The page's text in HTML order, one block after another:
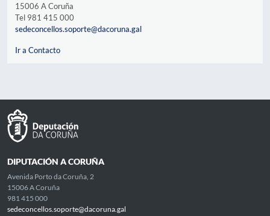
15006 A Coruña
Tel 981 415 000
sedeconcellos.soporte@dacoruna.gal
Ir a Contacto
DIPUTACIÓN A CORUÑA
Avenida Porto da Coruña, 2
15006 A Coruña
981 415 000
sedeconcellos.soporte@dacoruna.gal